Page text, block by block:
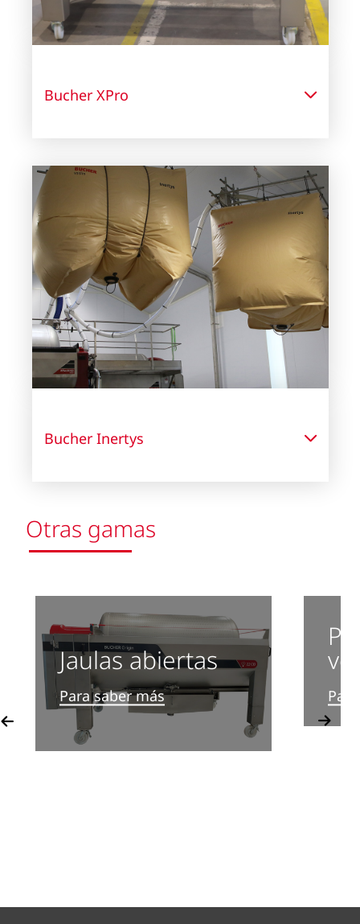
Bucher XPro
Bucher Inertys
Otras gamas
Jaulas abiertas
Para saber más